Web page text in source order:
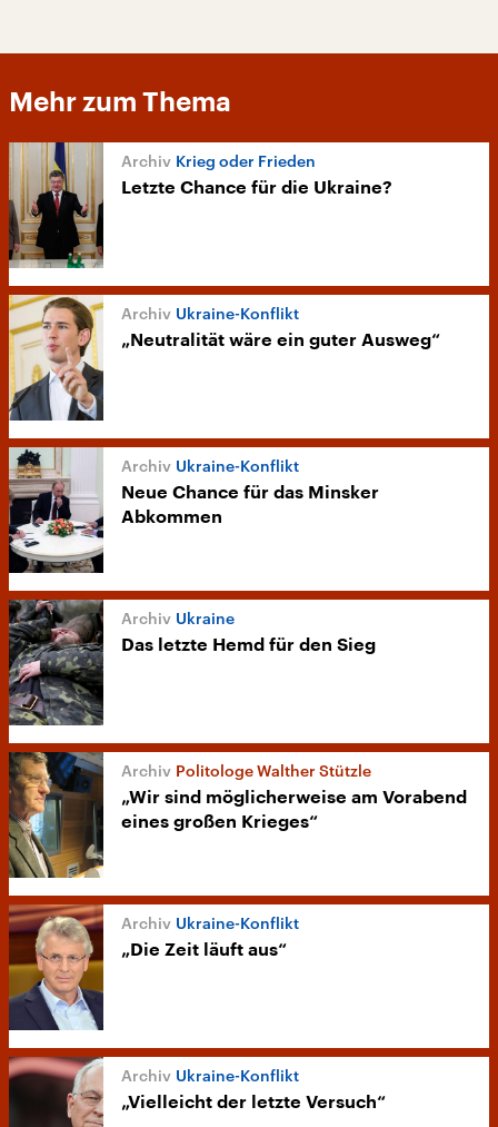
Mehr zum Thema
Krieg oder Frieden
Letzte Chance für die Ukraine?
Ukraine-Konflikt
„Neutralität wäre ein guter Ausweg“
Ukraine-Konflikt
Neue Chance für das Minsker
Abkommen
Ukraine
Das letzte Hemd für den Sieg
Politologe Walther Stützle
„Wir sind möglicherweise am Vorabend
eines großen Krieges“
Ukraine-Konflikt
„Die Zeit läuft aus“
Ukraine-Konflikt
„Vielleicht der letzte Versuch“